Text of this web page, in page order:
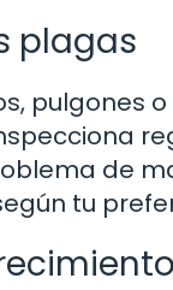
plagas
pulgones
de
tu